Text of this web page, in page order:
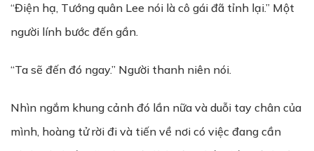
“Điện hạ, Tướng quân Lee nói là cô gái đã tỉnh lại.” Một
người lính bước đến gần.
“Ta sẽ đến đó ngay.” Người thanh niên nói.
Nhìn ngắm khung cảnh đó lần nữa và duỗi tay chân của
mình, hoàng tử rời đi và tiến về nơi có việc đang cần